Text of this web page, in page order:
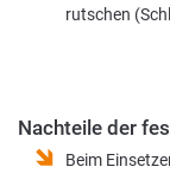
rutschen
Nachteile der
Beim